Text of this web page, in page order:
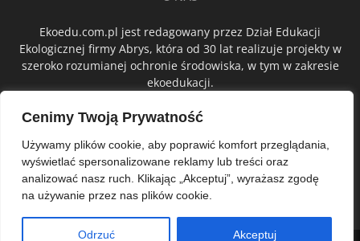
Cenimy Twoją Prywatność
Używamy plików cookie, aby poprawić komfort przeglądania,
wyświetlać spersonalizowane reklamy lub treści oraz
analizować nasz ruch. Klikając „Akceptuj”, wyrażasz zgodę
na używanie przez nas plików cookie.
Odrzuć Akceptuj
Ekoedu.com.pl jest redagowany przez Dział Edukacji
Ekologicznej firmy Abrys, która od 30 lat realizuje projekty w
szeroko rozumianej ochronie środowiska, w tym w zakresie
ekoedukacji.
ŚLEDŹ NAS